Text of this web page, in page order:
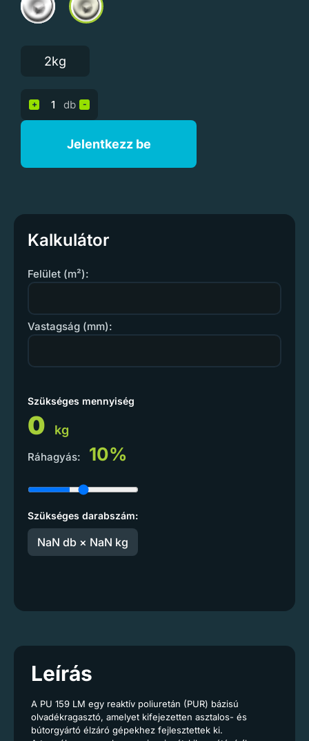
2kg
+ db -
Jelentkezz be
Kalkulátor
Felület (m²):
Vastagság (mm):
Szükséges mennyiség
0 kg
Ráhagyás: 10%
Szükséges darabszám:
NaN db × NaN kg
Leírás
A PU 159 LM egy reaktív poliuretán (PUR) bázisú
olvadékragasztó, amelyet kifejezetten asztalos- és
bútorgyártó élzáró gépekhez fejlesztettek ki.